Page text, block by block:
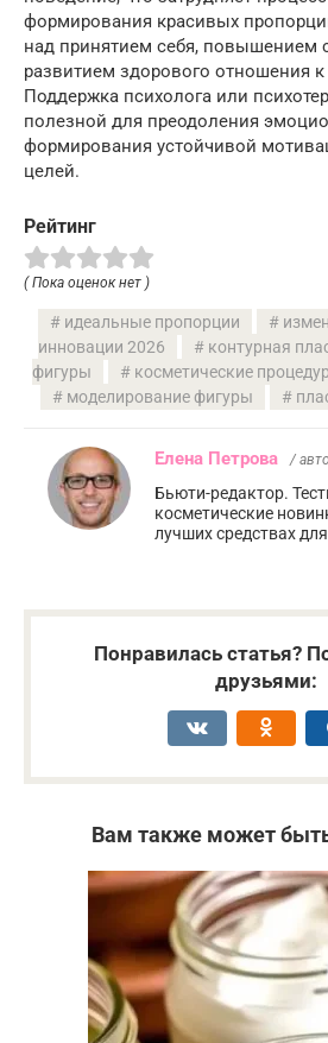
формирования красивых
над принятием себя, повышением
развитием здорового отношения к
Поддержка психолога или
полезной для преодоления
формирования устойчивой
целей.
Рейтинг
( Пока оценок нет )
идеальные пропорции
инновации 2026
контурная
фигуры
косметические
моделирование фигуры
Елена Петрова /
Бьюти-редактор.
косметические
лучших средствах
Понравилась статья?
друзьями:
Вам также может